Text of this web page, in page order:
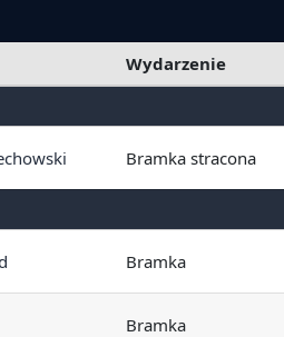
Wydarzenie
Bramka stracona
Bramka
Bramka